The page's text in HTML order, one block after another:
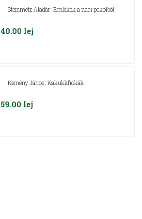
Steinmetz Aladár: Emlékek a náci pokolból
40.00 lej
Kemény János: Kakukkfiókák
59.00 lej